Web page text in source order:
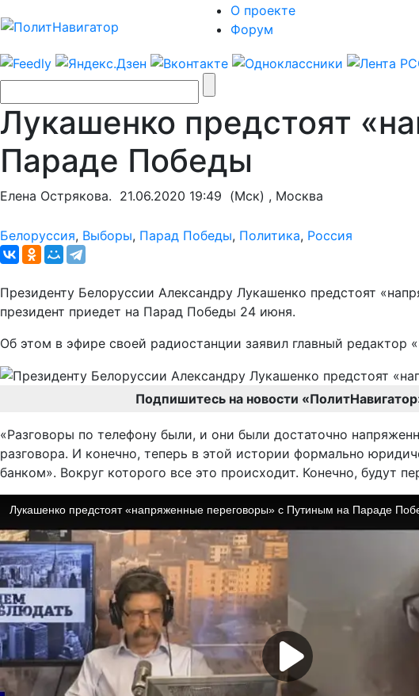
О проекте
Форум
Лукашенко предстоят
Параде Победы
Елена Острякова. 21.06.2020 19:49 (Мск) , Москва
Белоруссия, Выборы, Парад Победы, Политика, Россия
Президенту Белоруссии Александру Лукашенко предстоят
президент приедет на Парад Победы 24 июня.
Об этом в эфире своей радиостанции заявил главный
Подпишитесь на новости
«Разговоры по телефону были, и они были достаточно
разговора. И конечно, теперь в этой истории формально
банком». Вокруг которого все это происходит. Конечно, будут